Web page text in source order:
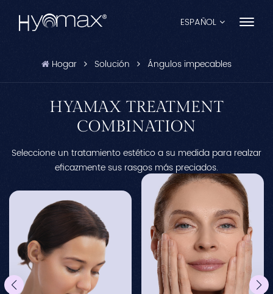
ESPAÑOL
English
Français
Español
Pусский
Português
العربية
日本語
Hogar Solución Ángulos impecables
HYAMAX TREATMENT
COMBINATION
Seleccione un tratamiento estético a su medida para realzar
eficazmente sus rasgos más preciados.